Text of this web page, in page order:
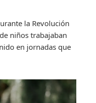
la Revolución
niños trabajaban
en jornadas que